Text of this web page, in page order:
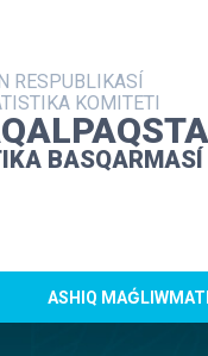
RESPUBLIKASÍ
KOMITETI
BASQARMASÍ
ASHIQ